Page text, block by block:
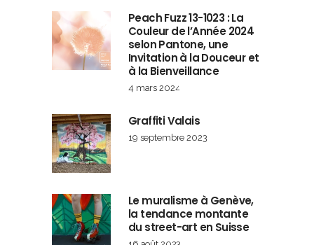
Peach Fuzz 13-1023 : La
Couleur de l’Année 2024
selon Pantone, une
Invitation à la Douceur et
à la Bienveillance
4 mars 2024
Graffiti Valais
19 septembre 2023
Le muralisme à Genève,
la tendance montante
du street-art en Suisse